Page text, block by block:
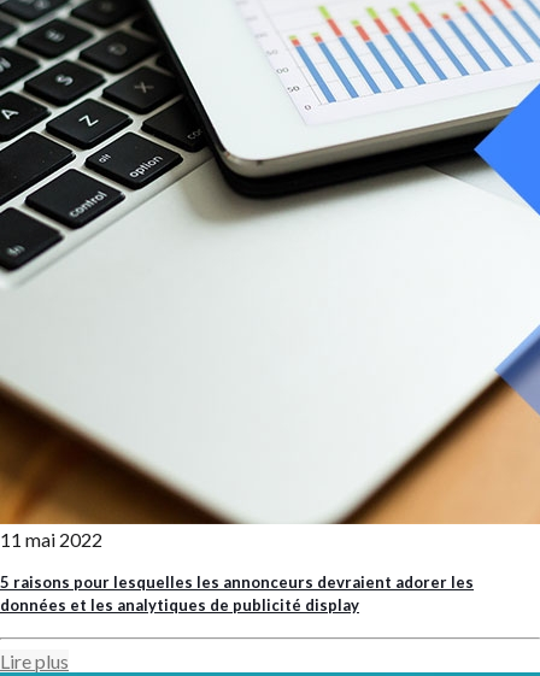
11 mai 2022
5 raisons pour lesquelles les annonceurs devraient adorer les
données et les analytiques de publicité display
Lire plus